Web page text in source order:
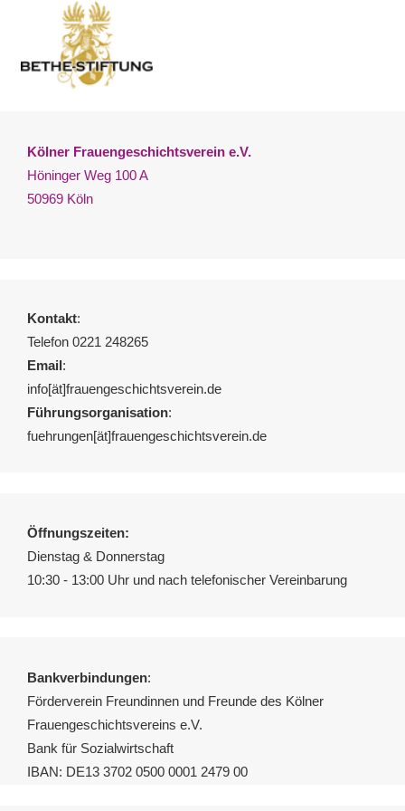
Kölner Frauengeschichtsverein e.V.
Höninger Weg 100 A
50969 Köln
Kontakt:
Telefon 0221 248265
Email:
info[ät]frauengeschichtsverein.de
Führungsorganisation:
fuehrungen[ät]frauengeschichtsverein.de
Öffnungszeiten:
Dienstag & Donnerstag
10:30 - 13:00 Uhr und nach telefonischer Vereinbarung
Bankverbindungen:
Förderverein Freundinnen und Freunde des Kölner
Frauengeschichtsvereins e.V.
Bank für Sozialwirtschaft
IBAN: DE13 3702 0500 0001 2479 00